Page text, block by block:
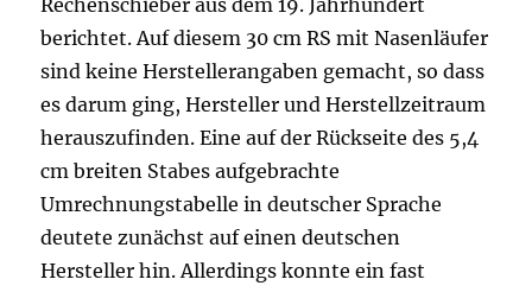
Rechenschieber aus dem 19. Jahrhundert
berichtet. Auf diesem 30 cm RS mit Nasenläufer
sind keine Herstellerangaben gemacht, so dass
es darum ging, Hersteller und Herstellzeitraum
herauszufinden. Eine auf der Rückseite des 5,4
cm breiten Stabes aufgebrachte
Umrechnungstabelle in deutscher Sprache
deutete zunächst auf einen deutschen
Hersteller hin. Allerdings konnte ein fast